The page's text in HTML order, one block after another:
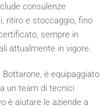
consulenze
ritiro e stoccaggio, fino
sempre in
attualmente in vigore.
è equipaggiato
un team di tecnici
è aiutare le aziende a